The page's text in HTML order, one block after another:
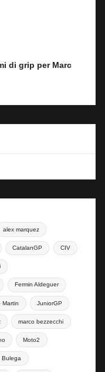
di grip per Marc
alex marquez
CatalanGP CIV
Fermin Aldeguer
Martin JuniorGP
marco bezzecchi
Moto2
Bulega